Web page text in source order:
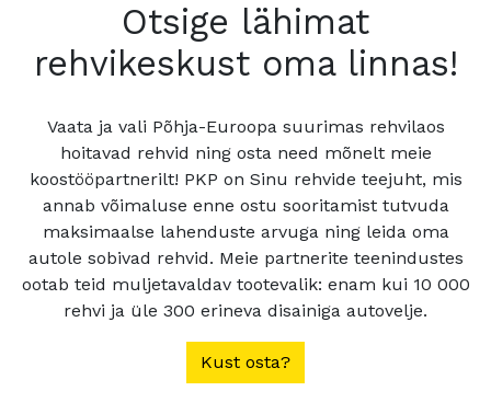
Otsige lähimat
rehvikeskust oma linnas!
Vaata ja vali Põhja-Euroopa suurimas rehvilaos
hoitavad rehvid ning osta need mõnelt meie
koostööpartnerilt! PKP on Sinu rehvide teejuht, mis
annab võimaluse enne ostu sooritamist tutvuda
maksimaalse lahenduste arvuga ning leida oma
autole sobivad rehvid. Meie partnerite teenindustes
ootab teid muljetavaldav tootevalik: enam kui 10 000
rehvi ja üle 300 erineva disainiga autovelje.
Kust osta?